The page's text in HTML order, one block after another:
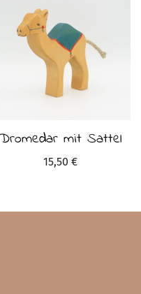
Dromedar mit Sattel
15,50 €